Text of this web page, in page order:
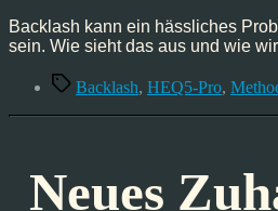
Backlash kann ein hässliches
sein. Wie sieht das aus und wie
Schlagwörter
Backlash, HEQ5-Pro,
Neues